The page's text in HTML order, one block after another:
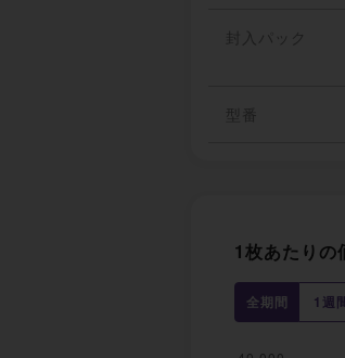
封入パック
型番
1枚あたりの
全期間 1週